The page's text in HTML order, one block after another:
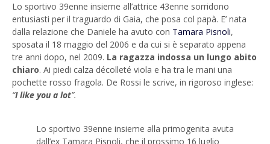
Lo sportivo 39enne insieme all’attrice 43enne sorridono
entusiasti per il traguardo di Gaia, che posa col papà. E’ nata
dalla relazione che Daniele ha avuto con Tamara Pisnoli,
sposata il 18 maggio del 2006 e da cui si è separato appena
tre anni dopo, nel 2009. La ragazza indossa un lungo abito
chiaro. Ai piedi calza décolleté viola e ha tra le mani una
pochette rosso fragola. De Rossi le scrive, in rigoroso inglese:
“I like you a lot”.
Lo sportivo 39enne insieme alla primogenita avuta
dall’ex Tamara Pisnoli, che il prossimo 16 luglio